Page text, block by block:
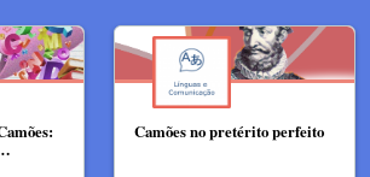
Camões no pretérito perfeito